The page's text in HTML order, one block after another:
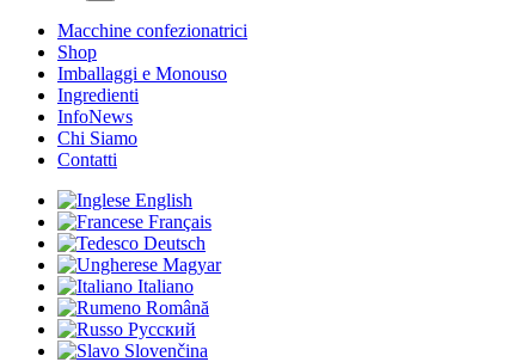
Macchine confezionatrici
Shop
Imballaggi e Monouso
Ingredienti
InfoNews
Chi Siamo
Contatti
English
Français
Deutsch
Magyar
Italiano
Română
Русский
Slovenčina